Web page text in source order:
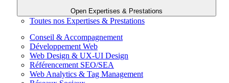
Open Expertises & Prestations
Toutes nos Expertises & Prestations
Conseil & Accompagnement
Développement Web
Web Design & UX-UI Design
Référencement SEO/SEA
Web Analytics & Tag Management